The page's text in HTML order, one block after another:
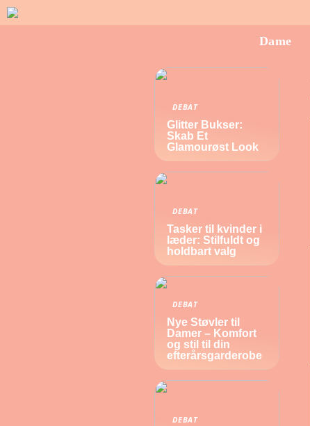
Dame
DEBAT
Glitter Bukser:
Skab Et
Glamourøst Look
DEBAT
Tasker til kvinder i
læder: Stilfuldt og
holdbart valg
DEBAT
Nye Støvler til
Damer – Komfort
og stil til din
efterårsgarderobe
DEBAT